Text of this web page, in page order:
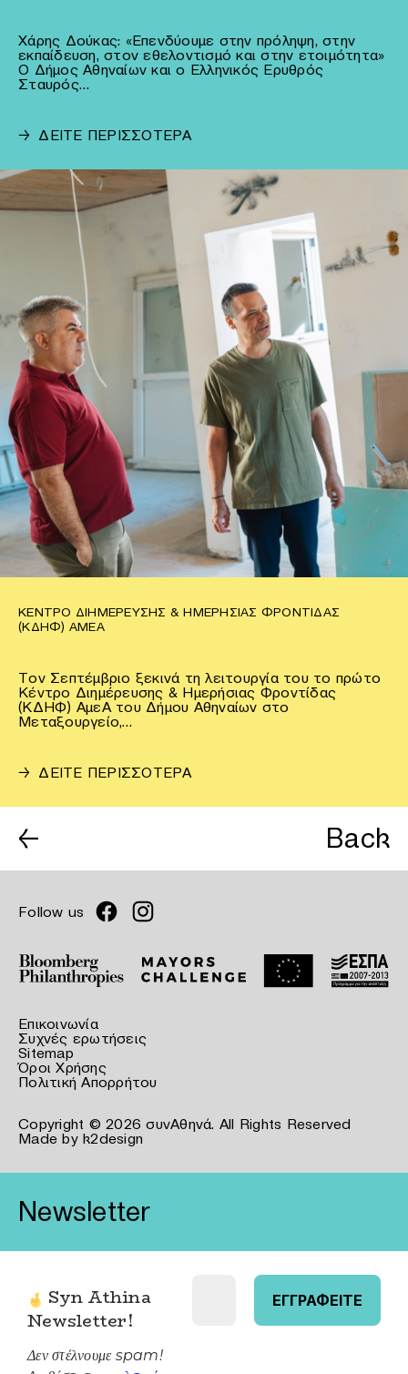
Χάρης Δούκας: «Επενδύουμε στην πρόληψη, στην
εκπαίδευση, στον εθελοντισμό και στην ετοιμότητα»
Ο Δήμος Αθηναίων και ο Ελληνικός Ερυθρός
Σταυρός…
→ ΔΕΙΤΕ ΠΕΡΙΣΣΟΤΕΡΑ
ΚΈΝΤΡΟ ΔΙΗΜΈΡΕΥΣΗΣ & ΗΜΕΡΉΣΙΑΣ ΦΡΟΝΤΊΔΑΣ
(ΚΔΗΦ) ΑΜΕΑ
Τον Σεπτέμβριο ξεκινά τη λειτουργία του το πρώτο
Κέντρο Διημέρευσης & Ημερήσιας Φροντίδας
(ΚΔΗΦ) ΑμεΑ του Δήμου Αθηναίων στο
Μεταξουργείο,…
→ ΔΕΙΤΕ ΠΕΡΙΣΣΟΤΕΡΑ
← Back
Follow us
Επικοινωνία
Συχνές ερωτήσεις
Sitemap
Όροι Χρήσης
Πολιτική Απορρήτου
Copyright © 2026 συνΑθηνά. All Rights Reserved
Made by k2design
Newsletter
Syn Athina
Newsletter!
Δεν στέλνουμε spam!